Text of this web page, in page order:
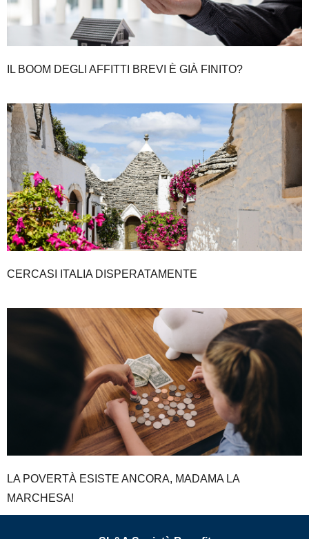
IL BOOM DEGLI AFFITTI BREVI È GIÀ FINITO?
CERCASI ITALIA DISPERATAMENTE
LA POVERTÀ ESISTE ANCORA, MADAMA LA
MARCHESA!